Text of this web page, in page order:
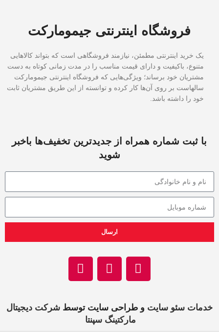
فروشگاه اینترنتی جیمومارکت
یک خرید اینترنتی مطمئن، نیازمند فروشگاهی است که بتواند کالاهایی
متنوع، باکیفیت و دارای قیمت مناسب را در مدت زمانی کوتاه به دست
مشتریان خود برساند؛ ویژگی‌هایی که فروشگاه اینترنتی جیمومارکت
سالهاست بر روی آن‌ها کار کرده و توانسته از این طریق مشتریان ثابت
خود را داشته باشد.
با ثبت شماره همراه از جدید‌ترین تخفیف‌ها با‌خبر
شوید
ارسال
خدمات سئو سایت و طراحی سایت توسطشرکت دیجیتال
مارکتینگ سپنتا